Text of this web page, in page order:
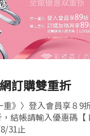
訂購雙重折
》〉登入會員享８9
結帳請輸入優惠碼【
31止